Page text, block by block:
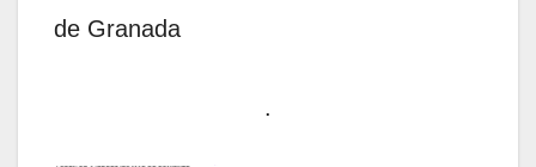
de Granada
.